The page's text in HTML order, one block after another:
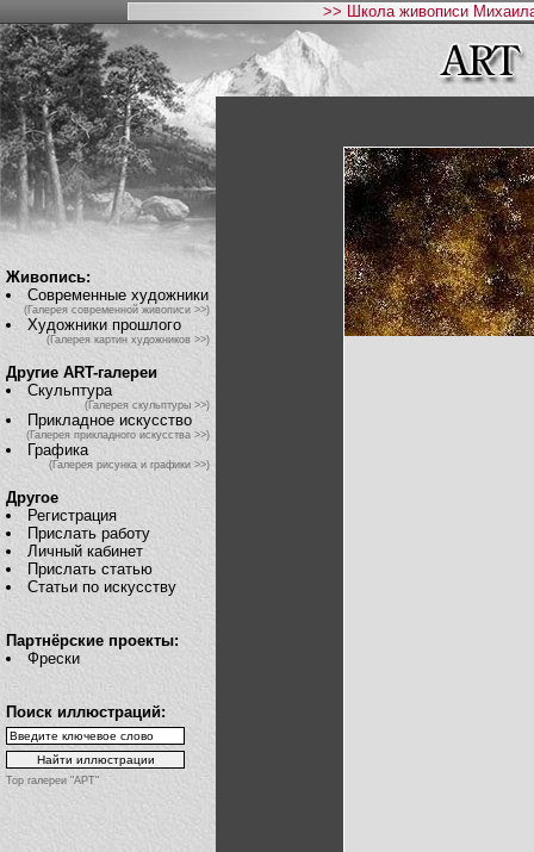
>> Школа живописи
Живопись:
Современные художники
(Галерея современной живописи >>)
Художники прошлого
(Галерея картин художников >>)
Другие ART-галереи
Скульптура
(Галерея скульптуры >>)
Прикладное искусство
(Галерея прикладного искусства >>)
Графика
(Галерея рисунка и графики >>)
Другое
Регистрация
Прислать работу
Личный кабинет
Прислать статью
Статьи по искусству
Партнёрские проекты:
Фрески
Поиск иллюстраций:
Top галереи "АРТ"